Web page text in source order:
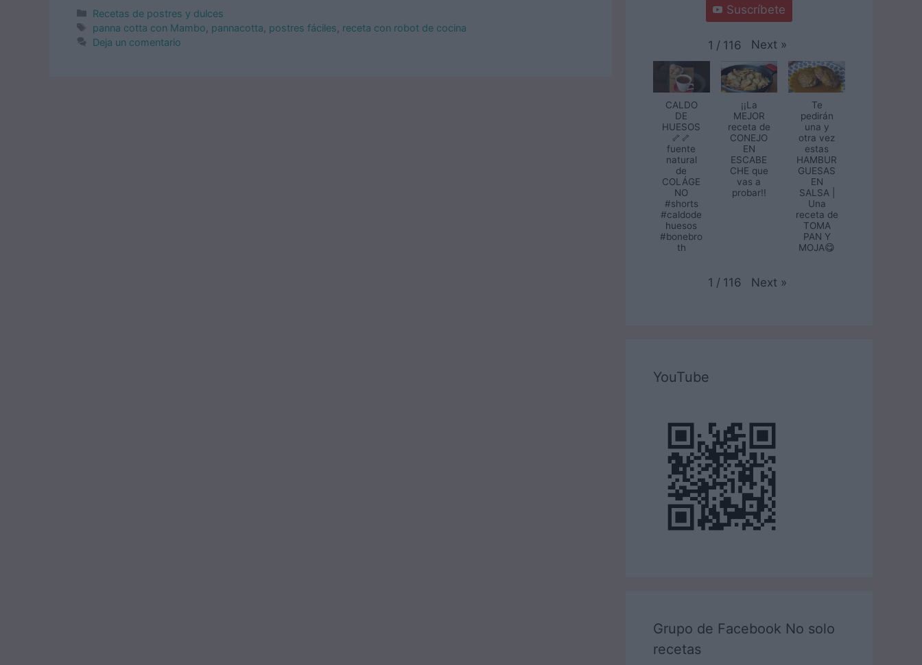
Categorías
Recetas de postres y dulces
Etiquetas
panna cotta con Mambo pannacotta postres fáciles receta con robot de cocina
Deja un comentario
Suscríbete
1 / 116 Next »
CALDO
DE
HUESOS
🦴🦴
fuente
natural
de
COLÁGE
NO
#shorts
#caldode
huesos
#bonebro
th
¡¡La
MEJOR
receta de
CONEJO
EN
ESCABE
CHE que
vas a
probar!!
Te
pedirán
una y
otra vez
estas
HAMBUR
GUESAS
EN
SALSA |
Una
receta de
TOMA
PAN Y
MOJA😋
1 / 116 Next »
YouTube
Grupo de Facebook No solo
recetas